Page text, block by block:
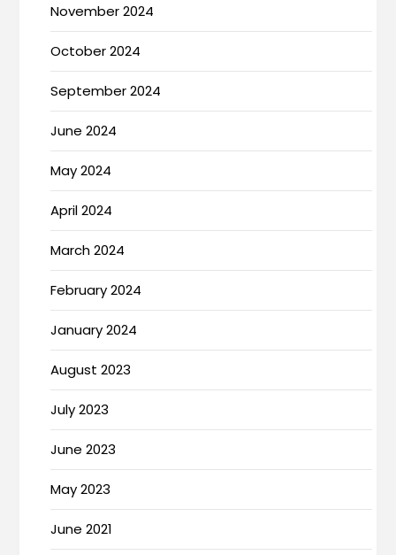
November 2024
October 2024
September 2024
June 2024
May 2024
April 2024
March 2024
February 2024
January 2024
August 2023
July 2023
June 2023
May 2023
June 2021